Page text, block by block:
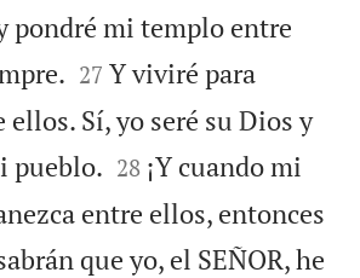
pondré mi templo entre


27 Y viviré para
ellos. Sí, yo seré su Dios y
pueblo. 

28 ¡Y cuando mi
entre ellos, entonces
que yo, el SEÑOR, he